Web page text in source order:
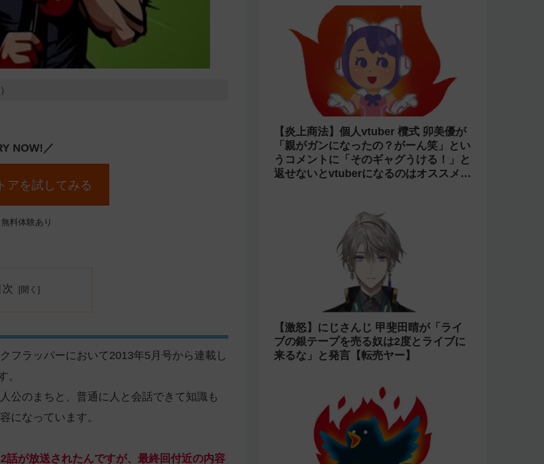
NOW!／
アを試してみる
料体験あり
フラッパーにおいて2013年5月号から連載し
。
公のまちと、普通に人と会話できて知識も
になっています。
が放送されたんですが、最終回付近の内容
【炎上商法】個人vtuber 欖式 卯美優が
「親がガンになったの？がーん笑」とい
うコメントに「そのギャグうける！」と
返せないとvtuberになるのはオススメし
【激怒】にじさんじ 甲斐田晴が「ライ
ブの銀テープを売る奴は2度とライブに
来るな」と発言【転売ヤー】